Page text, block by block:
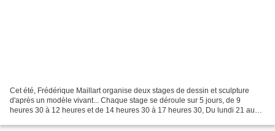
Cet été, Frédérique Maillart organise deux stages de dessin et sculpture
d'après un modèle vivant... Chaque stage se déroule sur 5 jours, de 9
heures 30 à 12 heures et de 14 heures 30 à 17 heures 30, Du lundi 21 au